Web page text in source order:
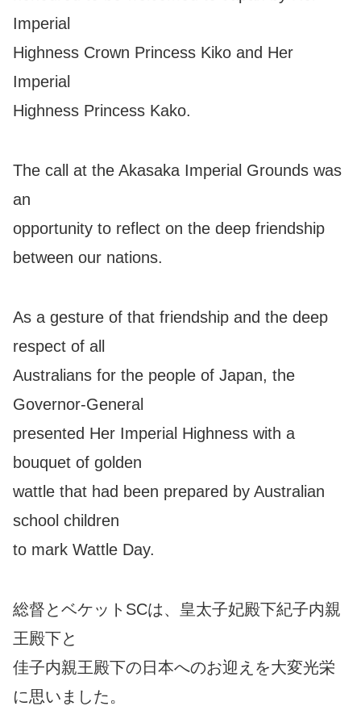
Imperial
Highness Crown Princess Kiko and Her
Imperial
Highness Princess Kako.
The call at the Akasaka Imperial Grounds was
an
opportunity to reflect on the deep friendship
between our nations.
As a gesture of that friendship and the deep
respect of all
Australians for the people of Japan, the
Governor-General
presented Her Imperial Highness with a
bouquet of golden
wattle that had been prepared by Australian
school children
to mark Wattle Day.
総督とベケットSCは、皇太子妃殿下紀子内親
王殿下と
佳子内親王殿下の日本へのお迎えを大変光栄
に思いました。